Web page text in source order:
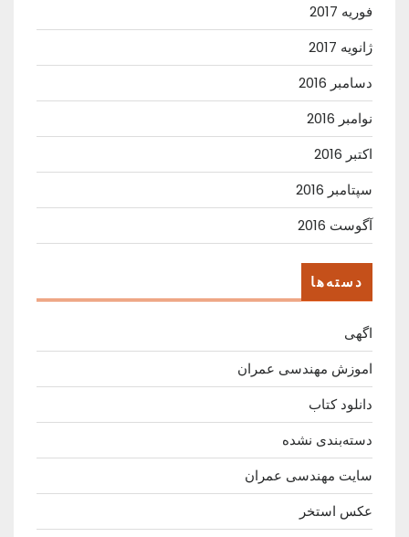
فوریه 2017
ژانویه 2017
دسامبر 2016
نوامبر 2016
اکتبر 2016
سپتامبر 2016
آگوست 2016
دسته‌ها
اگهی
اموزش مهندسی عمران
دانلود کتاب
دسته‌بندی نشده
سایت مهندسی عمران
عکس استخر